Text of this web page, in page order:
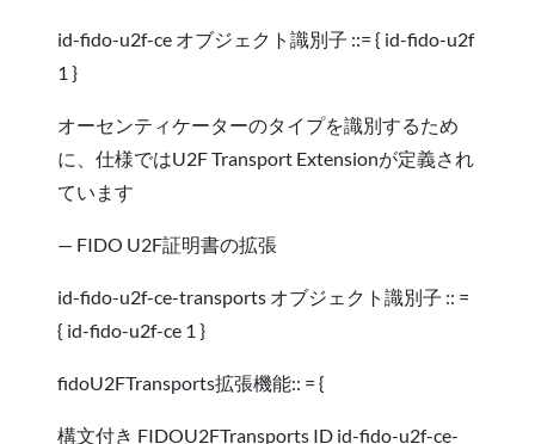
id-fido-u2f-ce オブジェクト識別子 ::= { id-fido-u2f
1 }
オーセンティケーターのタイプを識別するため
に、仕様ではU2F Transport Extensionが定義され
ています
— FIDO U2F証明書の拡張
id-fido-u2f-ce-transports オブジェクト識別子 :: =
{ id-fido-u2f-ce 1 }
fidoU2FTransports拡張機能:: = {
構文付き FIDOU2FTransports ID id-fido-u2f-ce-